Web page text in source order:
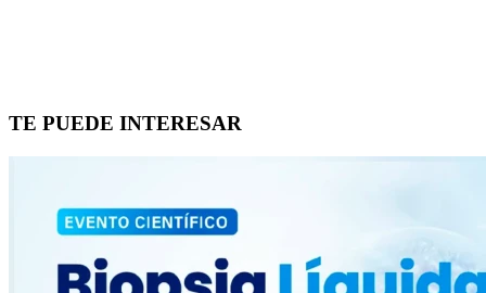
TE PUEDE INTERESAR